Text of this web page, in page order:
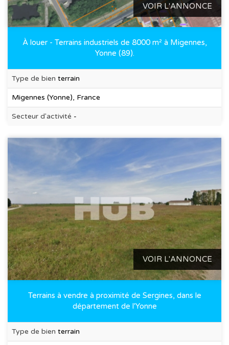
VOIR L'ANNONCE
À louer - Terrains industriels de 8000 m² à Migennes,
Yonne (89).
Type de bien terrain
Migennes (Yonne), France
Secteur d'activité -
VOIR L'ANNONCE
Terrains à vendre à proximité de Sergines, dans le
département de l'Yonne
Type de bien terrain